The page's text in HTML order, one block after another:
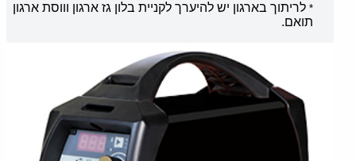
* לריתוך בארגון יש להיערך לקניית בלון גז ארגון וווסת ארגון
תואם.